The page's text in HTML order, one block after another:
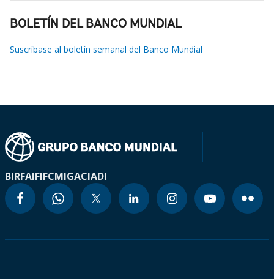
BOLETÍN DEL BANCO MUNDIAL
Suscríbase al boletín semanal del Banco Mundial
BIRFAIFIFCMIGACIADI